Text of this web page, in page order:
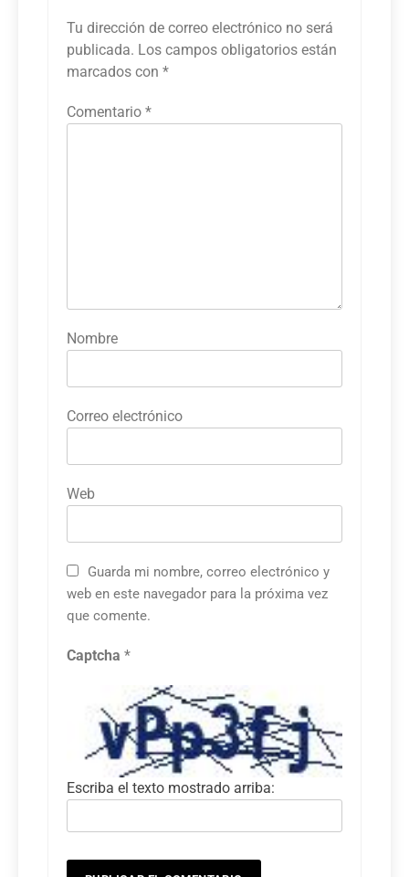
Tu dirección de correo electrónico no será
publicada. Los campos obligatorios están
marcados con *
Comentario *
Nombre
Correo electrónico
Web
Guarda mi nombre, correo electrónico y
web en este navegador para la próxima vez
que comente.
Captcha *
Escriba el texto mostrado arriba: